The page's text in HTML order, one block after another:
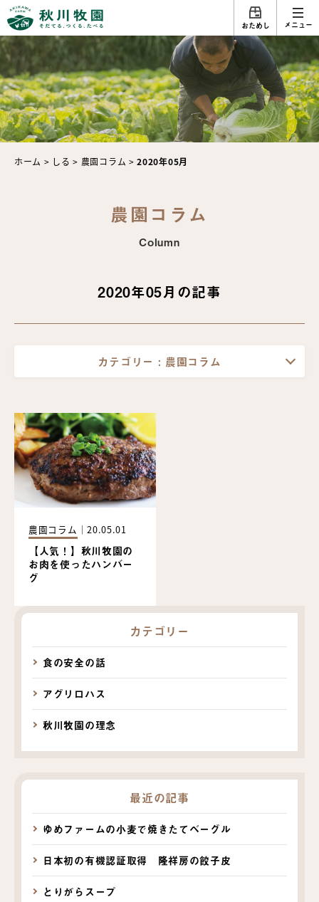
おためし メニュー
ホーム > しる > 農園コラム >2020年05月
農園コラム
Column
2020年05月の記事
カテゴリー : 農園コラム
農園コラム ｜20.05.01
【人気！】秋川牧園の
お肉を使ったハンバー
グ
カテゴリー
食の安全の話
アグリロハス
秋川牧園の理念
最近の記事
ゆめファームの小麦で焼きたてベーグル
日本初の有機認証取得 隆祥房の餃子皮
とりがらスープ